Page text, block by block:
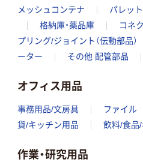
メッシュコンテナ
パレット
格納庫・薬品庫
コネ
プリング/ジョイント（伝動部品）
ーター
その他 配管部品
オフィス用品
事務用品/文房具 ファイル
貨/キッチン用品
飲料/食品
作業・研究用品